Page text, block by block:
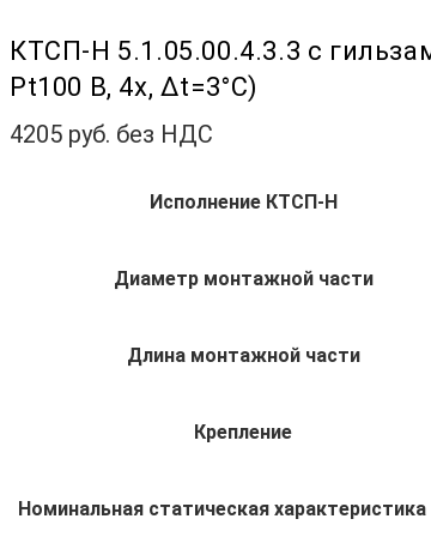
КТСП-Н 5.1.05.00.4.3.3 с
Pt100 B, 4х, Δt=3°С)
4205 руб. без НДС
Исполнение КТСП-Н
Диаметр монтажной части
Длина монтажной части
Крепление
Номинальная статическая